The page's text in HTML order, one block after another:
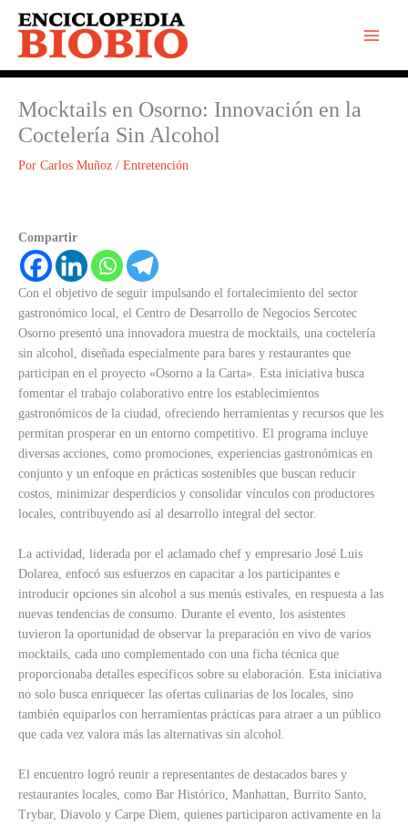
contenido
Mocktails en Osorno: Innovación en la
Coctelería Sin Alcohol
Por Carlos Muñoz / Entretención
Compartir
Con el objetivo de seguir impulsando el fortalecimiento del sector
gastronómico local, el Centro de Desarrollo de Negocios Sercotec
Osorno presentó una innovadora muestra de mocktails, una coctelería
sin alcohol, diseñada especialmente para bares y restaurantes que
participan en el proyecto «Osorno a la Carta». Esta iniciativa busca
fomentar el trabajo colaborativo entre los establecimientos
gastronómicos de la ciudad, ofreciendo herramientas y recursos que les
permitan prosperar en un entorno competitivo. El programa incluye
diversas acciones, como promociones, experiencias gastronómicas en
conjunto y un enfoque en prácticas sostenibles que buscan reducir
costos, minimizar desperdicios y consolidar vínculos con productores
locales, contribuyendo así al desarrollo integral del sector.
La actividad, liderada por el aclamado chef y empresario José Luis
Dolarea, enfocó sus esfuerzos en capacitar a los participantes e
introducir opciones sin alcohol a sus menús estivales, en respuesta a las
nuevas tendencias de consumo. Durante el evento, los asistentes
tuvieron la oportunidad de observar la preparación en vivo de varios
mocktails, cada uno complementado con una ficha técnica que
proporcionaba detalles específicos sobre su elaboración. Esta iniciativa
no solo busca enriquecer las ofertas culinarias de los locales, sino
también equiparlos con herramientas prácticas para atraer a un público
que cada vez valora más las alternativas sin alcohol.
El encuentro logró reunir a representantes de destacados bares y
restaurantes locales, como Bar Histórico, Manhattan, Burrito Santo,
Trybar, Diavolo y Carpe Diem, quienes participaron activamente en la